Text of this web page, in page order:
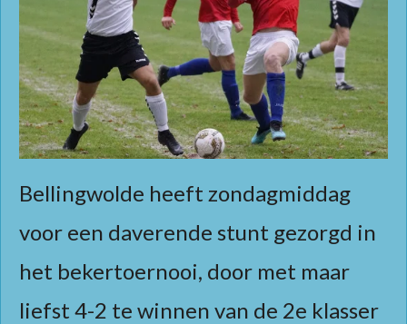
Bellingwolde heeft zondagmiddag
voor een daverende stunt gezorgd in
het bekertoernooi, door met maar
liefst 4-2 te winnen van de 2e klasser